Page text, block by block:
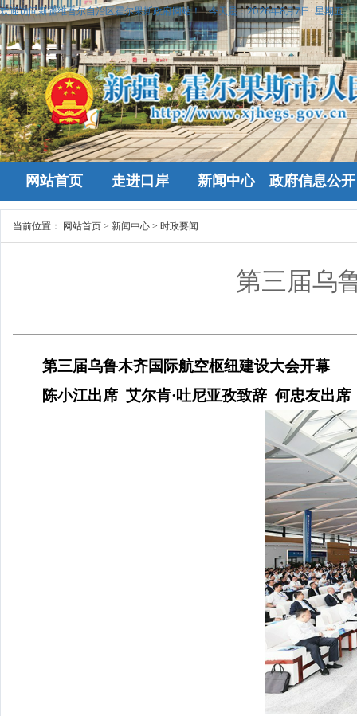
欢迎访问新疆维吾尔自治区霍尔果斯政府网站！ 今天是：2026年8月7日 星期五
网站首页 走进口岸 新闻中心 政府信息公开
当前位置： 网站首页 > 新闻中心 > 时政要闻
第三届乌
第三届乌鲁木齐国际航空枢纽建设大会开幕
陈小江出席艾尔肯·吐尼亚孜致辞 何忠友出席